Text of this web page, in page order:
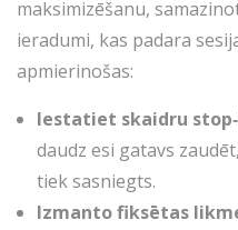
maksimizēšanu,
ieradumi, kas padara
apmierinošas:
Iestatiet skaidru
daudz esi gatavs
tiek sasniegts.
Izmanto fiksētas